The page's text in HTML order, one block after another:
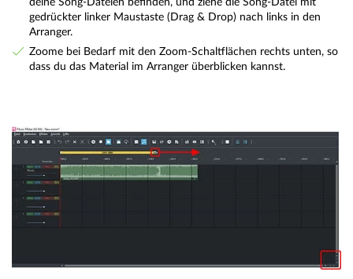
gedrückter linker Maustaste (Drag & Drop) nach links in den
Arranger.
Zoome bei Bedarf mit den Zoom-Schaltflächen rechts unten, so
dass du das Material im Arranger überblicken kannst.